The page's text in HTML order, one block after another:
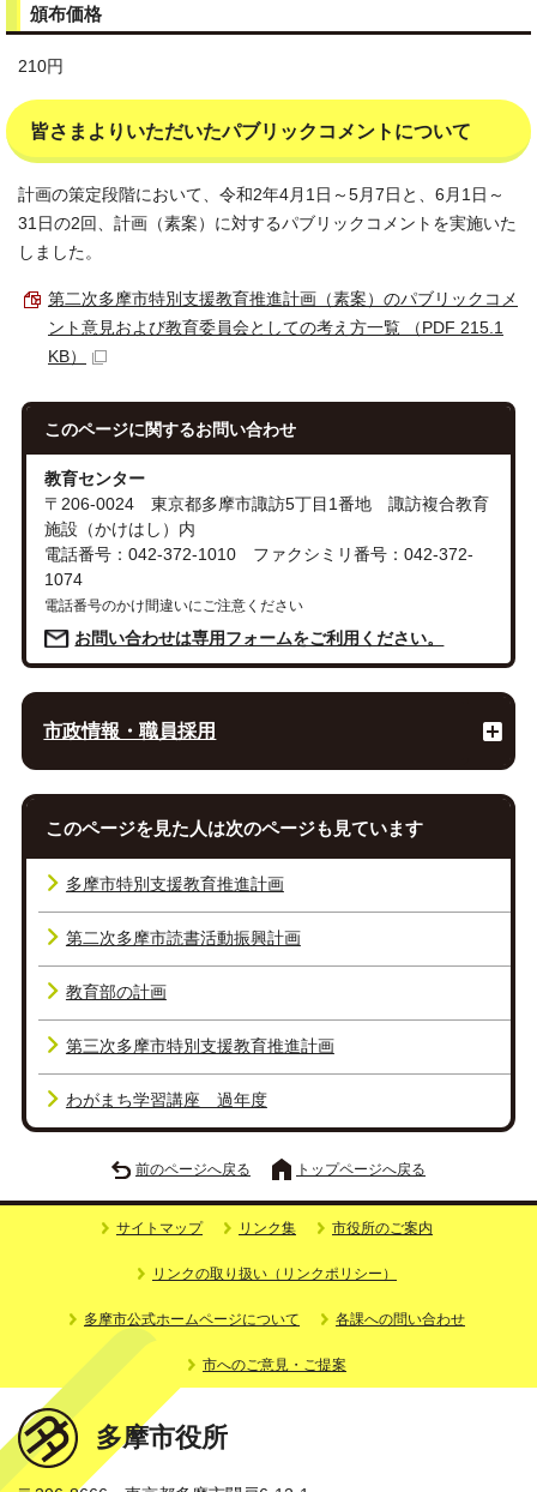
頒布価格
210円
皆さまよりいただいたパブリックコメントについて
計画の策定段階において、令和2年4月1日～5月7日と、6月1日～
31日の2回、計画（素案）に対するパブリックコメントを実施いた
しました。
第二次多摩市特別支援教育推進計画（素案）のパブリックコメ
ント意見および教育委員会としての考え方一覧 （PDF 215.1
KB）
このページに関するお問い合わせ
教育センター
〒206-0024 東京都多摩市諏訪5丁目1番地 諏訪複合教育
施設（かけはし）内
電話番号：042-372-1010 ファクシミリ番号：042-372-
1074
電話番号のかけ間違いにご注意ください
お問い合わせは専用フォームをご利用ください。
市政情報・職員採用
このページを見た人は次のページも見ています
多摩市特別支援教育推進計画
第二次多摩市読書活動振興計画
教育部の計画
第三次多摩市特別支援教育推進計画
わがまち学習講座 過年度
前のページへ戻る トップページへ戻る
サイトマップ リンク集 市役所のご案内
リンクの取り扱い（リンクポリシー）
多摩市公式ホームページについて 各課への問い合わせ
市へのご意見・ご提案
多摩市役所